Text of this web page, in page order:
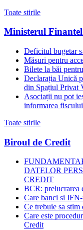
Toate stirile
Ministerul
Deficitul bugetar
Măsuri pentru
Bilete la băi
Declarația Unică
din Spațiul Privat
Asociații nu pot
informarea fiscului
Toate stirile
Biroul de Credit
DATELOR
CREDIT
BCR: prelucrarea
Care banci si
Ce trebuie sa
Care este
Credit